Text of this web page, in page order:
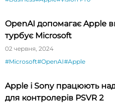
OpenAI допомагає Apple
турбує Microsoft
02 червня, 2024
#Microsoft#OpenAI#Apple
Apple і Sony працюють
для контролерів PSVR 2